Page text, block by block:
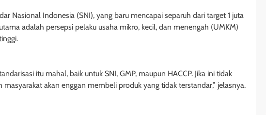
Nasional Indonesia (SNI), yang baru mencapai separuh dari target 1 juta
adalah persepsi pelaku usaha mikro, kecil, dan menengah (UMKM)
itu mahal, baik untuk SNI, GMP, maupun HACCP. Jika ini tidak
masyarakat akan enggan membeli produk yang tidak terstandar,” jelasnya.